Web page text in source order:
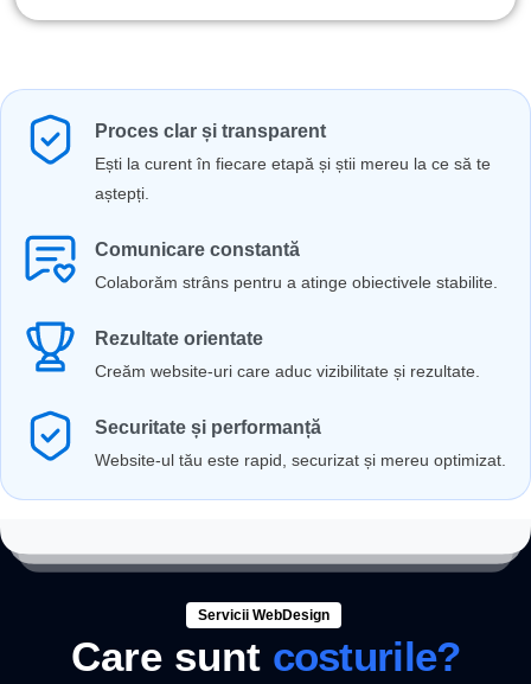
Proces clar și transparent
Ești la curent în fiecare etapă și știi mereu la ce să te
aștepți.
Comunicare constantă
Colaborăm strâns pentru a atinge obiectivele stabilite.
Rezultate orientate
Creăm website-uri care aduc vizibilitate și rezultate.
Securitate și performanță
Website-ul tău este rapid, securizat și mereu optimizat.
Servicii WebDesign
Care sunt costurile?